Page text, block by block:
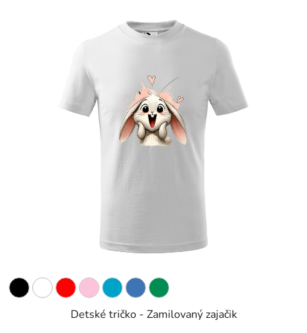
Detské tričko - Zamilovaný zajačik